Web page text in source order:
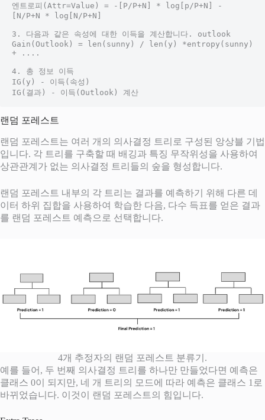
엔트로피(Attr=Value) = -[P/P+N] * log[p/P+N] -
[N/P+N * log[N/P+N]
3. 다음과 같은 속성에 대한 이득을 계산합니다. outlook
Gain(Outlook) = len(sunny) / len(y) *entropy(sunny)
+ ....
4. 총 정보 이득
IG(y) - 이득(속성)
IG(결과) - 이득(Outlook) 계산
랜덤 포레스트
랜덤 포레스트는 여러 개의 의사결정 트리로 구성된 앙상블 기법
입니다. 각 트리를 구축할 때 배깅과 특징 무작위성을 사용하여
상관관계가 없는 의사결정 트리들의 숲을 형성합니다.
랜덤 포레스트 내부의 각 트리는 결과를 예측하기 위해 다른 데
이터 하위 집합을 사용하여 학습한 다음, 다수 득표를 얻은 결과
를 랜덤 포레스트 예측으로 선택합니다.
4개 추정자의 랜덤 포레스트 분류기.
예를 들어, 두 번째 의사결정 트리를 하나만 만들었다면 예측은
클래스 0이 되지만, 네 개 트리의 모드에 따라 예측은 클래스 1로
바뀌었습니다. 이것이 랜덤 포레스트의 힘입니다.